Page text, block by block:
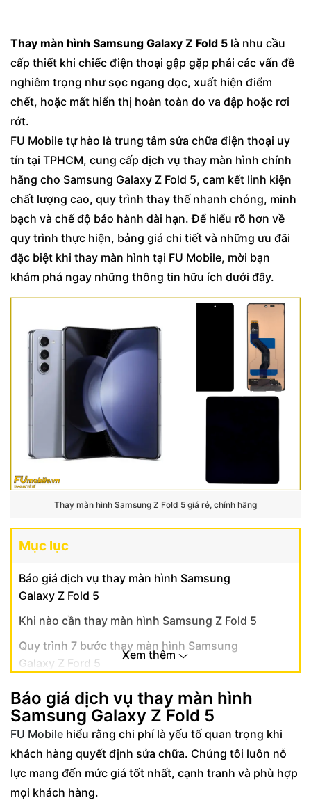
Thay màn hình Samsung Galaxy Z Fold 5 là nhu cầu
cấp thiết khi chiếc điện thoại gập gặp phải các vấn đề
nghiêm trọng như sọc ngang dọc, xuất hiện điểm
chết, hoặc mất hiển thị hoàn toàn do va đập hoặc rơi
rớt.
FU Mobile tự hào là trung tâm sửa chữa điện thoại uy
tín tại TPHCM, cung cấp dịch vụ thay màn hình chính
hãng cho Samsung Galaxy Z Fold 5, cam kết linh kiện
chất lượng cao, quy trình thay thế nhanh chóng, minh
bạch và chế độ bảo hành dài hạn. Để hiểu rõ hơn về
quy trình thực hiện, bảng giá chi tiết và những ưu đãi
đặc biệt khi thay màn hình tại FU Mobile, mời bạn
khám phá ngay những thông tin hữu ích dưới đây.
Thay màn hình Samsung Z Fold 5 giá rẻ, chính hãng
Mục lục
Báo giá dịch vụ thay màn hình Samsung
Galaxy Z Fold 5
Khi nào cần thay màn hình Samsung Z Fold 5
Quy trình 7 bước thay màn hình Samsung
Galaxy Z Ford 5
Kiểm tra kỹ thuật toàn diện trước thay thế
Cam kết bảo toàn tính năng gập sau sửa
chữa
Chính sách bảo hành dịch vụ thay màn hình
Samsung Galaxy Z Ford 5
Bảo hành kép: lỗi kỹ thuật và chất lượng vật
Xem thêm
Báo giá dịch vụ thay màn hình
Samsung Galaxy Z Fold 5
FU Mobile hiểu rằng chi phí là yếu tố quan trọng khi
khách hàng quyết định sửa chữa. Chúng tôi luôn nỗ
lực mang đến mức giá tốt nhất, cạnh tranh và phù hợp
mọi khách hàng.